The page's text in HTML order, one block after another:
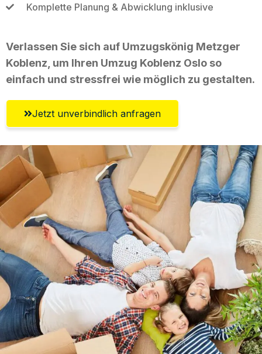
Komplette Planung & Abwicklung inklusive
Verlassen Sie sich auf Umzugskönig Metzger
Koblenz, um Ihren Umzug Koblenz Oslo so
einfach und stressfrei wie möglich zu gestalten.
Jetzt unverbindlich anfragen